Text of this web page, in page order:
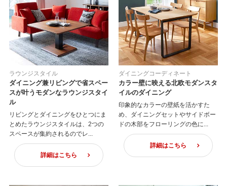
ラウンジスタイル
ダイニング兼リビングで省スペー
スが叶うモダンなラウンジスタイ
ル
リビングとダイニングをひとつにま
とめたラウンジスタイルは、2つの
スペースが集約されるのでレ...
詳細はこちら
ダイニングコーディネート
カラー壁に映える北欧モダンスタ
イルのダイニング
印象的なカラーの壁紙を活かすた
め、ダイニングセットやサイドボー
ドの木部をフローリングの色に...
詳細はこちら